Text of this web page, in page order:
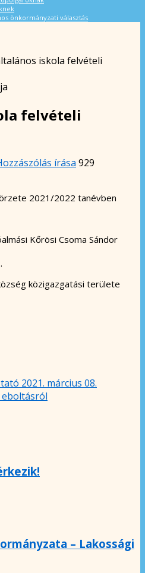
önkormányzati választás
iskola felvételi
felvételi
írása 929
2021/2022 tanévben
Kőrösi Csoma Sándor
közigazgatási területe
2021. március 08.
– Lakossági